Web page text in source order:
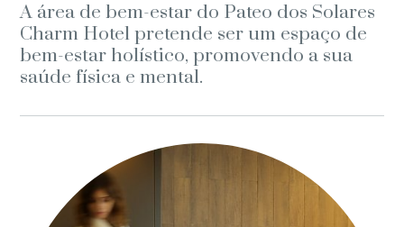
A área de bem-estar do Pateo dos Solares
Charm Hotel pretende ser um espaço de
bem-estar holístico, promovendo a sua
saúde física e mental.